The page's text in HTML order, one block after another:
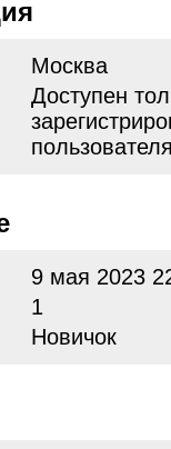
Москва
Доступен
9 мая 2023
1
Новичок